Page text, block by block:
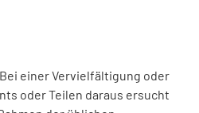
einer Vervielfältigung oder
oder Teilen daraus ersucht